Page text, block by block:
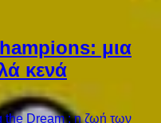
μια
κενά